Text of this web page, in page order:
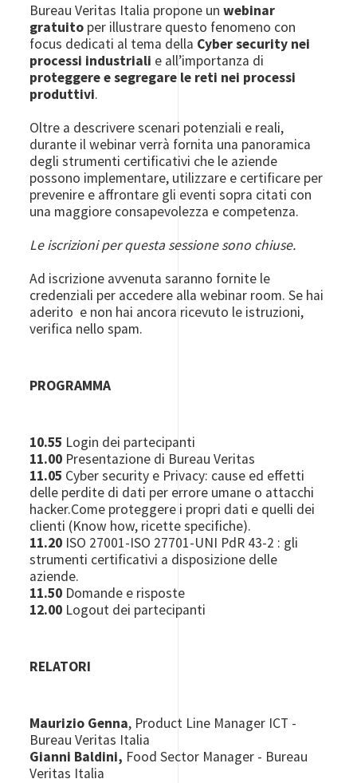
Bureau Veritas Italia propone unwebinar
gratuito per illustrare questo fenomeno con
focus dedicati al tema della Cyber security nei
processi industriali e all’importanza di
proteggere e segregare le reti nei processi
produttivi.
Oltre a descrivere scenari potenziali e reali,
durante il webinar verrà fornita una panoramica
degli strumenti certificativi che le aziende
possono implementare, utilizzare e certificare per
prevenire e affrontare gli eventi sopra citati con
una maggiore consapevolezza e competenza.
Le iscrizioni per questa sessione sono chiuse.
Ad iscrizione avvenuta saranno fornite le
credenziali per accedere alla webinar room. Se hai
aderito e non hai ancora ricevuto le istruzioni,
verifica nello spam.
PROGRAMMA
10.55 Login dei partecipanti
11.00 Presentazione di Bureau Veritas
11.05 Cyber security e Privacy: cause ed effetti
delle perdite di dati per errore umane o attacchi
hacker.Come proteggere i propri dati e quelli dei
clienti (Know how, ricette specifiche).
11.20 ISO 27001-ISO 27701-UNI PdR 43-2 : gli
strumenti certificativi a disposizione delle
aziende.
11.50 Domande e risposte
12.00 Logout dei partecipanti
RELATORI
Maurizio Genna, Product Line Manager ICT -
Bureau Veritas Italia
Gianni Baldini, Food Sector Manager - Bureau
Veritas Italia